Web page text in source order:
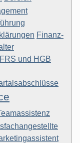
Finanz-
IFRS und HGB